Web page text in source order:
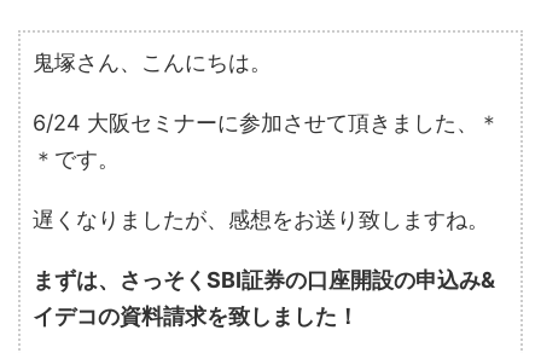
鬼塚さん、こんにちは。
6/24 大阪セミナーに参加させて頂きました、＊
＊です。
遅くなりましたが、感想をお送り致しますね。
まずは、さっそくSBI証券の口座開設の申込み&
イデコの資料請求を致しました！